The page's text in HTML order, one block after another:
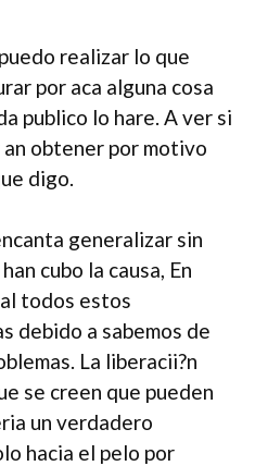
realizar lo que
por aca alguna cosa
publico lo hare. A ver si
obtener por motivo
digo.
generalizar sin
cubo la causa, En
todos estos
debido a sabemos de
La liberacii?n
se creen que pueden
un verdadero
hacia el pelo por